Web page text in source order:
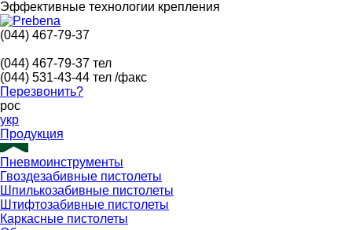
Эффективные технологии крепления
(044) 467-79-37
(044) 467-79-37 тел
(044) 531-43-44 тел /факс
Перезвонить?
рос
укр
Продукция
Пневмоинструменты
Гвоздезабивные пистолеты
Шпилькозабивные пистолеты
Штифтозабивные пистолеты
Каркасные пистолеты